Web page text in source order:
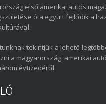
első amerikai autós
óta együtt fejlődik a
tekintjük a lehető
a magyarországi amerikai
évtizedéről.